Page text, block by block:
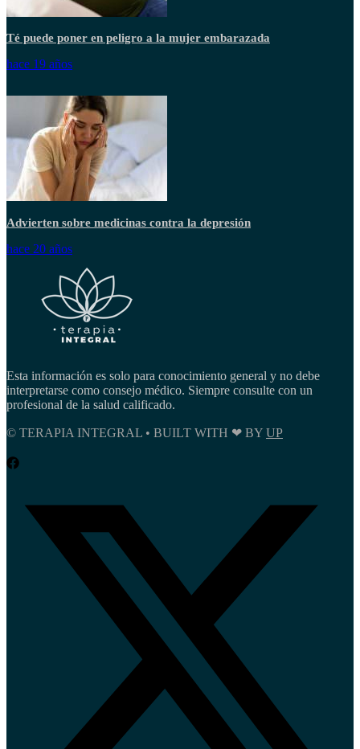
Té puede poner en peligro a la mujer embarazada
hace 19 años
Advierten sobre medicinas contra la depresión
hace 20 años
Esta información es solo para conocimiento general y no debe
interpretarse como consejo médico. Siempre consulte con un
profesional de la salud calificado.
© TERAPIA INTEGRAL • BUILT WITH ❤ BY UP